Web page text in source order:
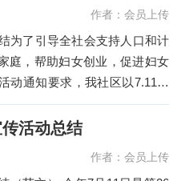
作者：会员上传
为了引导全社会支持人口和计
庭，帮助妇女创业，促进妇女
动通知要求，我社区以7.11世
活动总结
作者：会员上传